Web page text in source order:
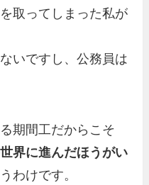
取ってしまった私が
いですし、公務員は
期間工だからこそ
世界に進んだほうがい
わけです。